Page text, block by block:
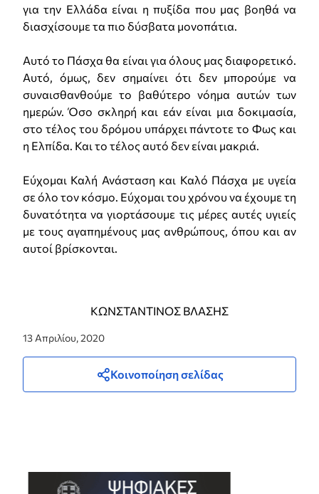
για την Ελλάδα είναι η πυξίδα που μας βοηθά να
διασχίσουμε τα πιο δύσβατα μονοπάτια.
Αυτό το Πάσχα θα είναι για όλους μας διαφορετικό.
Αυτό, όμως, δεν σημαίνει ότι δεν μπορούμε να
συναισθανθούμε το βαθύτερο νόημα αυτών των
ημερών. Όσο σκληρή και εάν είναι μια δοκιμασία,
στο τέλος του δρόμου υπάρχει πάντοτε το Φως και
η Ελπίδα. Και το τέλος αυτό δεν είναι μακριά.
Εύχομαι Καλή Ανάσταση και Καλό Πάσχα με υγεία
σε όλο τον κόσμο. Εύχομαι του χρόνου να έχουμε τη
δυνατότητα να γιορτάσουμε τις μέρες αυτές υγιείς
με τους αγαπημένους μας ανθρώπους, όπου και αν
αυτοί βρίσκονται.
ΚΩΝΣΤΑΝΤΙΝΟΣ ΒΛΑΣΗΣ
13 Απριλίου, 2020
Κοινοποίηση σελίδας